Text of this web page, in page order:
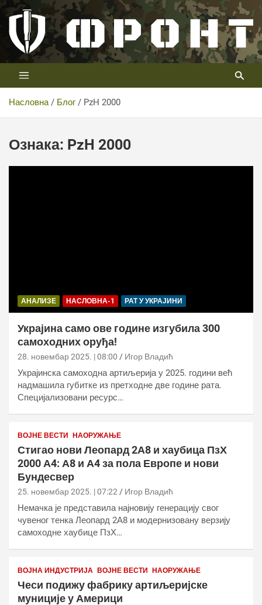
Скип
цонтент
Телевизија ФРОНТ
Први војни канал у Србији
Насловна Блог PzH 2000
Ознака: PzH 2000
АНАЛИЗЕ НАСЛОВНА-1 РАТ У УКРАЈИНИ
Украјина само ове године изгубила 300
самоходних оруђа!
28. новембар 2025. | 08:00 Игор Владић
Украјинска самоходна артиљерија у 2025. години већ
надмашила губитке из претходне две године рата.
Специјализовани ресурс…
ВОЈНЕ ВЕСТИ НАОРУЖАЊЕ
Стигао нови Леопард 2А8 и хаубица ПзХ
2000 А4: А8 и А4 за пола Европе и нови
Бундесвер
25. новембар 2025. | 07:22 Игор Владић
Немачка је представила најновију генерацију свог
чувеног тенка Леопард 2А8 и модернизовану верзију
самоходне хаубице ПзХ…
ВОЈНА ИНДУСТРИЈА ВОЈНЕ ВЕСТИ НАОРУЖАЊЕ
Чеси подижу фабрику артиљеријске
муниције у Америци